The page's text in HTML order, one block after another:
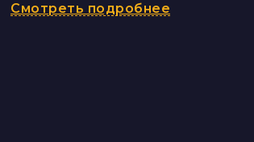
Смотреть подробнее